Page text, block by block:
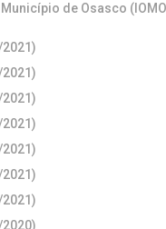
de Osasco
2021)
2021)
2021)
2021)
2021)
2021)
2021)
2020)